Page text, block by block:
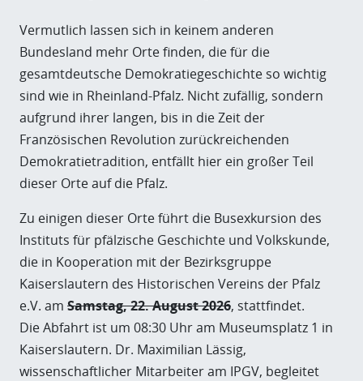
Vermutlich lassen sich in keinem anderen
Bundesland mehr Orte finden, die für die
gesamtdeutsche Demokratiegeschichte so wichtig
sind wie in Rheinland-Pfalz. Nicht zufällig, sondern
aufgrund ihrer langen, bis in die Zeit der
Französischen Revolution zurückreichenden
Demokratietradition, entfällt hier ein großer Teil
dieser Orte auf die Pfalz.
Zu einigen dieser Orte führt die Busexkursion des
Instituts für pfälzische Geschichte und Volkskunde,
die in Kooperation mit der Bezirksgruppe
Kaiserslautern des Historischen Vereins der Pfalz
e.V. am Samstag, 22. August 2026, stattfindet.
Die Abfahrt ist um 08:30 Uhr am Museumsplatz 1 in
Kaiserslautern. Dr. Maximilian Lässig,
wissenschaftlicher Mitarbeiter am IPGV, begleitet